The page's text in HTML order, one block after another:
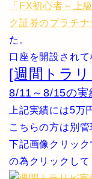
「FX初心者～上
ク証券のプラチナ
た。
口座を開設されて
[週間トラ
8/11～8/15の実
上記実績には5万
こちらの方は別
下記画像クリッ
の為クリックし